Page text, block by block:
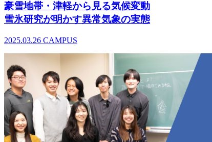
豪雪地帯・津軽から見る気候変動
雪氷研究が明かす異常気象の実態
2025.03.26 CAMPUS